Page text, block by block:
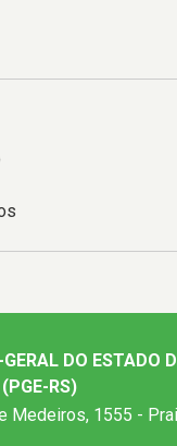
DO ESTADO
RS)
Medeiros, 1555 -